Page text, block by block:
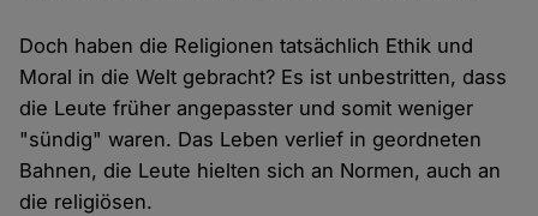
Doch haben die Religionen tatsächlich Ethik und
Moral in die Welt gebracht? Es ist unbestritten, dass
die Leute früher angepasster und somit weniger
"sündig" waren. Das Leben verlief in geordneten
Bahnen, die Leute hielten sich an Normen, auch an
die religiösen.